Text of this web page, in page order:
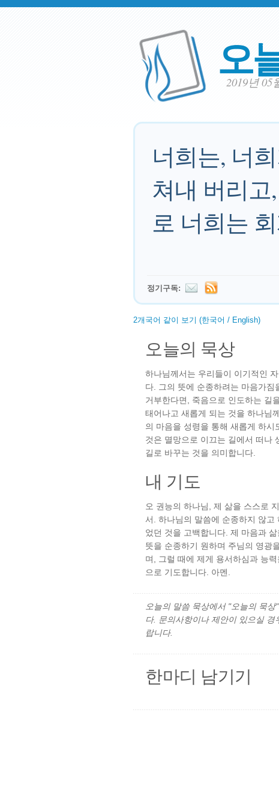
오
2019년 05
너희는, 너
쳐내 버리
로 너희는
정기구독:
2개국어 같이 보기 (한국어 / English)
오늘의 묵상
하나님께서는 우리들이 이기적인
다. 그의 뜻에 순종하려는 마음가
거부한다면, 죽음으로 인도하는 길
태어나고 새롭게 되는 것을 하나님
의 마음을 성령을 통해 새롭게 하
것은 멸망으로 이끄는 길에서 떠나
길로 바꾸는 것을 의미합니다.
내 기도
오 권능의 하나님, 제 삶을 스스로
서. 하나님의 말씀에 순종하지 않고
었던 것을 고백합니다. 제 마음과
뜻을 순종하기 원하며 주님의 영광
며, 그럴 때에 제게 용서하심과 능
으로 기도합니다. 아멘.
오늘의 말씀 묵상에서 "오늘의 묵
다. 문의사항이나 제안이 있으실 경
랍니다.
한마디 남기기